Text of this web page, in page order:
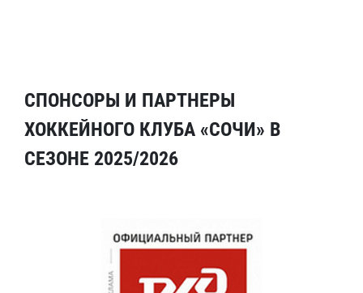
СПОНСОРЫ И ПАРТНЕРЫ
ХОККЕЙНОГО КЛУБА «СОЧИ» В
СЕЗОНЕ 2025/2026